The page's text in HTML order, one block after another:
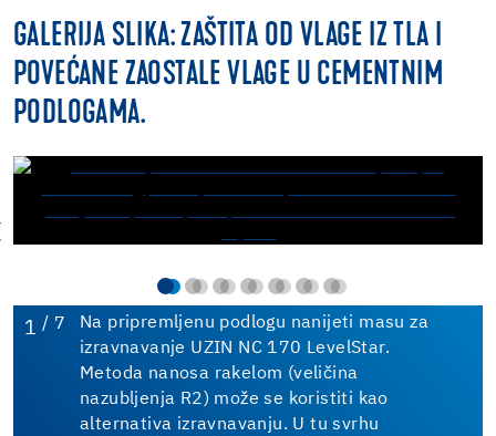
GALERIJA SLIKA: ZAŠTITA OD VLAGE IZ TLA I
POVEĆANE ZAOSTALE VLAGE U CEMENTNIM
PODLOGAMA.
1 / 7
Na pripremljenu podlogu nanijeti masu za
izravnavanje UZIN NC 170 LevelStar.
Metoda nanosa rakelom (veličina
nazubljenja R2) može se koristiti kao
alternativa izravnavanju. U tu svrhu